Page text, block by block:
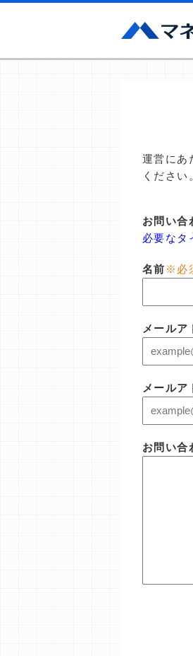
運営にあ
ください
お問い合
必要なタ
名前 ※必
メールア
メールア
お問い合